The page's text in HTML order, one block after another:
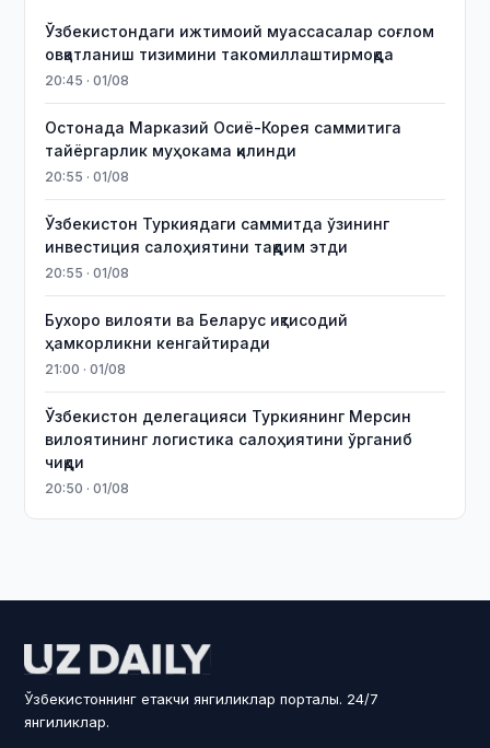
Ўзбекистондаги ижтимоий муассасалар соғлом
овқатланиш тизимини такомиллаштирмоқда
20:45 · 01/08
Остонада Марказий Осиё-Корея саммитига
тайёргарлик муҳокама қилинди
20:55 · 01/08
Ўзбекистон Туркиядаги саммитда ўзининг
инвестиция салоҳиятини тақдим этди
20:55 · 01/08
Бухоро вилояти ва Беларус иқтисодий
ҳамкорликни кенгайтиради
21:00 · 01/08
Ўзбекистон делегацияси Туркиянинг Мерсин
вилоятининг логистика салоҳиятини ўрганиб
чиқди
20:50 · 01/08
Ўзбекистоннинг етакчи янгиликлар порталы. 24/7
янгиликлар.